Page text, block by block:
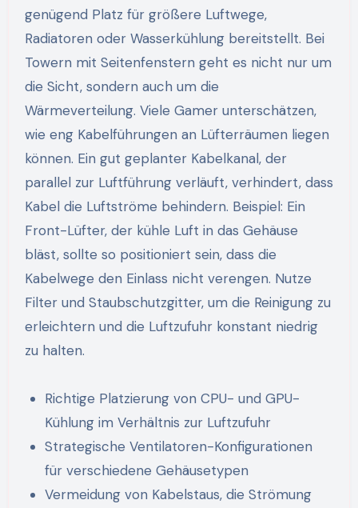
genügend Platz für größere Luftwege,
Radiatoren oder Wasserkühlung bereitstellt. Bei
Towern mit Seitenfenstern geht es nicht nur um
die Sicht, sondern auch um die
Wärmeverteilung. Viele Gamer unterschätzen,
wie eng Kabelführungen an Lüfterräumen liegen
können. Ein gut geplanter Kabelkanal, der
parallel zur Luftführung verläuft, verhindert, dass
Kabel die Luftströme behindern. Beispiel: Ein
Front-Lüfter, der kühle Luft in das Gehäuse
bläst, sollte so positioniert sein, dass die
Kabelwege den Einlass nicht verengen. Nutze
Filter und Staubschutzgitter, um die Reinigung zu
erleichtern und die Luftzufuhr konstant niedrig
zu halten.
Richtige Platzierung von CPU- und GPU-
Kühlung im Verhältnis zur Luftzufuhr
Strategische Ventilatoren-Konfigurationen
für verschiedene Gehäusetypen
Vermeidung von Kabelstaus, die Strömung